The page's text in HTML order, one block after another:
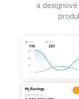
a designové